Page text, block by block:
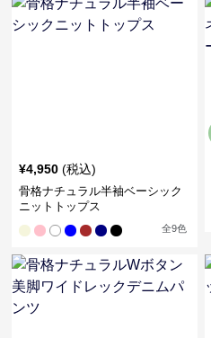
¥4,950 (税込)
骨格ナチュラル半袖ベーシック
ニットトップス
全9色